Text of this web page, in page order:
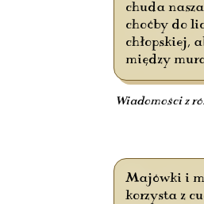
chuda
choćby do
chłopskiej,
między
Wiadomości z
Majówki i
korzysta z